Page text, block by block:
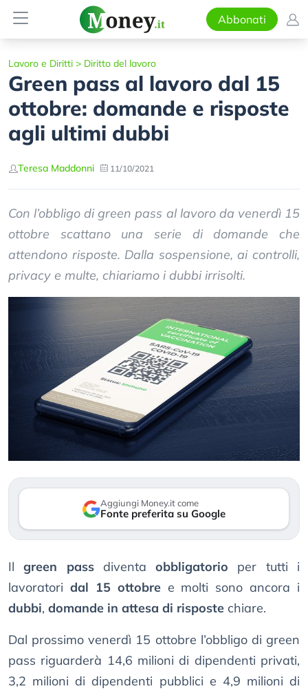
Abbonati
Lavoro e Diritti > Diritto del lavoro
Green pass al lavoro dal 15
ottobre: domande e risposte
agli ultimi dubbi
Teresa Maddonni 11/10/2021
Con l’obbligo di green pass al lavoro da venerdì 15
ottobre scattano una serie di domande che
attendono risposte. Dalla sospensione, ai controlli,
privacy e multe, chiariamo i dubbi irrisolti.
Aggiungi Money.it come
Fonte preferita su Google
Ilgreen passdiventaobbligatorio per tutti i
lavoratori dal 15 ottobree molti sono ancora i
dubbi, domande in attesa di risposte chiare.
Dal prossimo venerdì 15 ottobre l’obbligo di green
pass riguarderà 14,6 milioni di dipendenti privati,
3,2 milioni di dipendenti pubblici e 4,9 milioni di